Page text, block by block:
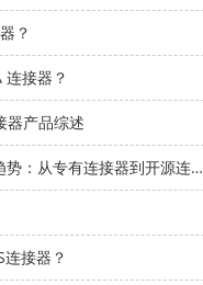
？
连接器？
器产品综述
势：从专有连接器到开源连接
连接器？